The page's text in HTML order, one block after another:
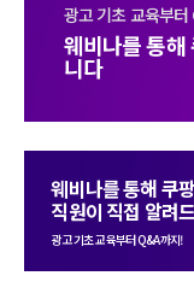
광고 기초 교육부
웨비나를 통해
니다
웨비나를 통해 쿠
직원이 직접 알려
광고 기초 교육부터 Q&A까지!